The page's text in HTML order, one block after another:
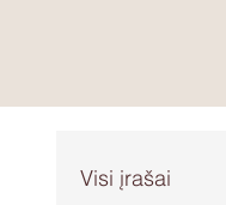
Visi įrašai